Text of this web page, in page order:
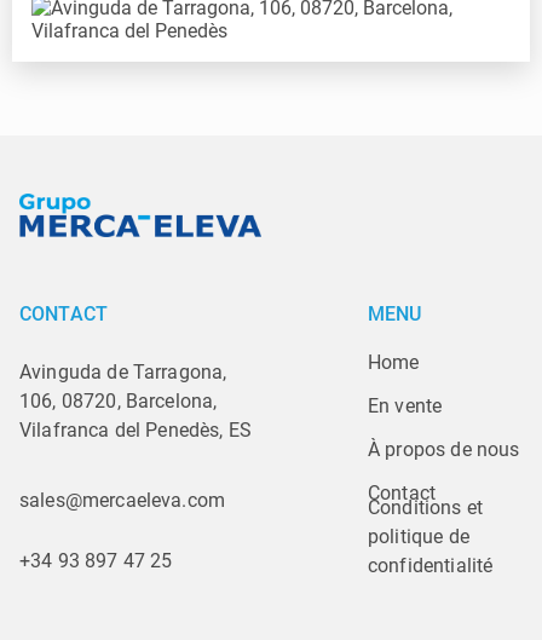
CONTACT
Avinguda de Tarragona,
106, 08720, Barcelona,
Vilafranca del Penedès, ES
sales@mercaeleva.com
+34 93 897 47 25
MENU
Home
En vente
À propos de nous
Contact
Conditions et
politique de
confidentialité